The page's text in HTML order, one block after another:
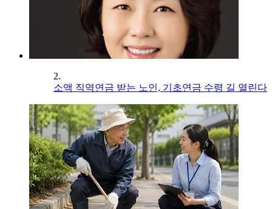
2.
소액 직역연금 받는 노인, 기초연금 수령 길 열린다